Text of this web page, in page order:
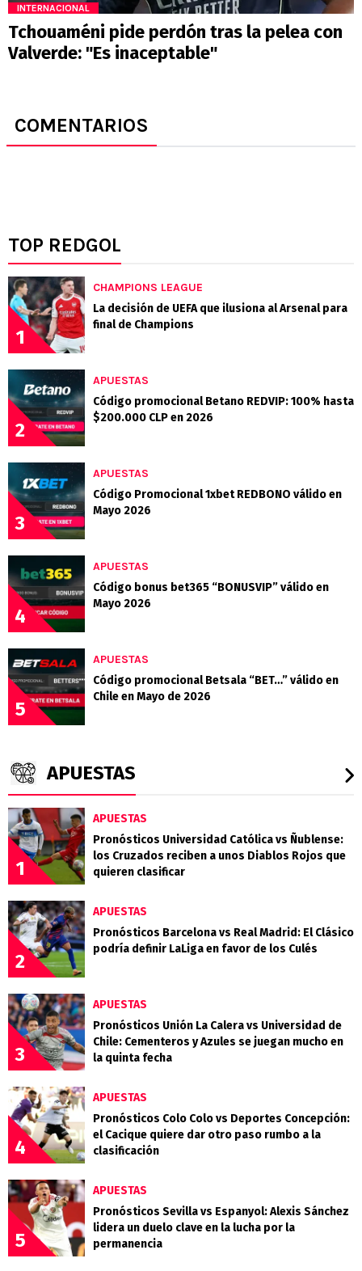
INTERNACIONAL
Tchouaméni pide perdón tras la pelea con
Valverde: "Es inaceptable"
COMENTARIOS
TOP REDGOL
1
CHAMPIONS LEAGUE
La decisión de UEFA que ilusiona al Arsenal para
final de Champions
2
APUESTAS
Código promocional Betano REDVIP: 100% hasta
$200.000 CLP en 2026
3
APUESTAS
Código Promocional 1xbet REDBONO válido en
Mayo 2026
4
APUESTAS
Código bonus bet365 “BONUSVIP” válido en
Mayo 2026
5
APUESTAS
Código promocional Betsala “BET…” válido en
Chile en Mayo de 2026
APUESTAS
1
APUESTAS
Pronósticos Universidad Católica vs Ñublense:
los Cruzados reciben a unos Diablos Rojos que
quieren clasificar
2
APUESTAS
Pronósticos Barcelona vs Real Madrid: El Clásico
podría definir LaLiga en favor de los Culés
3
APUESTAS
Pronósticos Unión La Calera vs Universidad de
Chile: Cementeros y Azules se juegan mucho en
la quinta fecha
4
APUESTAS
Pronósticos Colo Colo vs Deportes Concepción:
el Cacique quiere dar otro paso rumbo a la
clasificación
5
APUESTAS
Pronósticos Sevilla vs Espanyol: Alexis Sánchez
lidera un duelo clave en la lucha por la
permanencia